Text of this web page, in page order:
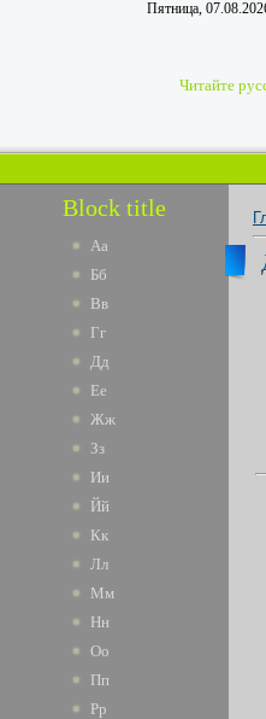
Пятница,
Читайте
Block title
Аа
Бб
Вв
Гг
Дд
Ее
Жж
Зз
Ии
Йй
Кк
Лл
Мм
Нн
Оо
Пп
Рр